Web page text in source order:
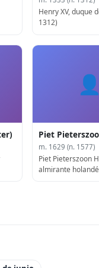
Henry XV, duque
1312)
👤
Piet
m. 1629 (n. 1577)
Piet Pieterszoon
almirante